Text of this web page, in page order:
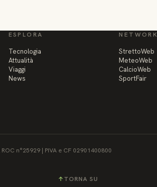
ESPLORA
Tecnologia
Attualità
Viaggi
News
NETWORK
StrettoWeb
MeteoWeb
CalcioWeb
SportFair
n°25929 | PIVA e CF 02901400800
↑TORNA SU